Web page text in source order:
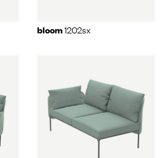
bloom1202sx